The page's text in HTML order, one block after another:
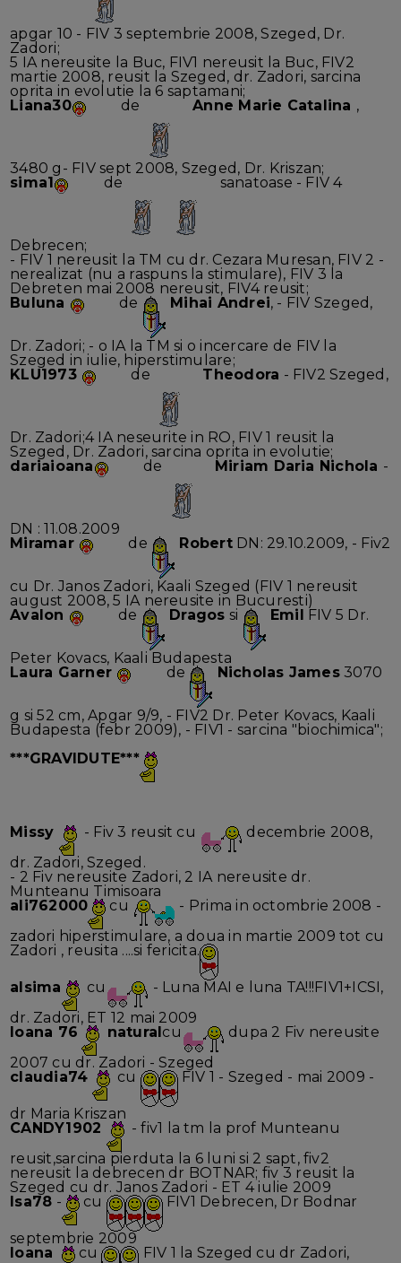
apgar 10 - FIV 3 septembrie 2008, Szeged, Dr.
Zadori;
5 IA nereusite la Buc, FIV1 nereusit la Buc, FIV2
martie 2008, reusit la Szeged, dr. Zadori, sarcina
oprita in evolutie la 6 saptamani;
Liana30
de Anne Marie Catalina ,
3480 g- FIV sept 2008, Szeged, Dr. Kriszan;
sima1
de sanatoase - FIV 4
Debrecen;
- FIV 1 nereusit la TM cu dr. Cezara Muresan, FIV 2 -
nerealizat (nu a raspuns la stimulare), FIV 3 la
Debreten mai 2008 nereusit, FIV4 reusit;
Buluna
de Mihai Andrei, - FIV Szeged,
Dr. Zadori; - o IA la TM si o incercare de FIV la
Szeged in iulie, hiperstimulare;
KLU1973
de Theodora - FIV2 Szeged,
Dr. Zadori;4 IA neseurite in RO, FIV 1 reusit la
Szeged, Dr. Zadori, sarcina oprita in evolutie;
dariaioana
de Miriam Daria Nichola -
DN : 11.08.2009
Miramar
de RobertDN: 29.10.2009, - Fiv2
cu Dr. Janos Zadori, Kaali Szeged (FIV 1 nereusit
august 2008, 5 IA nereusite in Bucuresti)
Avalon
de Dragos si Emil FIV 5 Dr.
Peter Kovacs, Kaali Budapesta
Laura Garner
de Nicholas James3070
g si 52 cm, Apgar 9/9, - FIV2 Dr. Peter Kovacs, Kaali
Budapesta (febr 2009), - FIV1 - sarcina "biochimica";
***GRAVIDUTE***
Missy - Fiv 3 reusit cu
decembrie 2008,
dr. Zadori, Szeged.
- 2 Fiv nereusite Zadori, 2 IA nereusite dr.
Munteanu Timisoara
ali762000
cu
- Prima in octombrie 2008 -
zadori hiperstimulare, a doua in martie 2009 tot cu
Zadori , reusita ....si fericita.
alsima cu
- Luna MAI e luna TA!!!FIV1+ICSI,
dr. Zadori, ET 12 mai 2009
Ioana 76
naturalcu
dupa 2 Fiv nereusite
2007 cu dr. Zadori - Szeged
claudia74
cu FIV 1 - Szeged - mai 2009 -
dr Maria Kriszan
CANDY1902
- fiv1 la tm la prof Munteanu
reusit,sarcina pierduta la 6 luni si 2 sapt, fiv2
nereusit la debrecen dr BOTNAR; fiv 3 reusit la
Szeged cu dr. Janos Zadori - ET 4 iulie 2009
Isa78 - cu FIV1 Debrecen, Dr Bodnar
septembrie 2009
Ioana
cu FIV 1 la Szeged cu dr Zadori,